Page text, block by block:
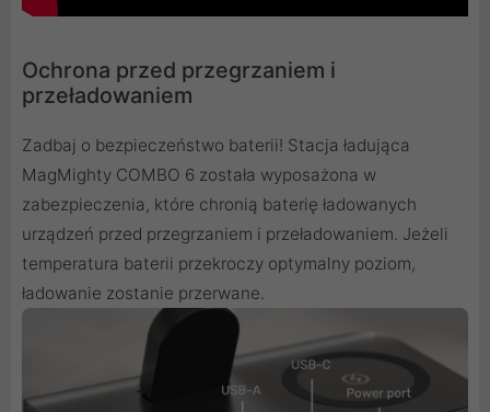
Ochrona przed przegrzaniem i
przeładowaniem
Zadbaj o bezpieczeństwo baterii! Stacja ładująca
MagMighty COMBO 6 została wyposażona w
zabezpieczenia, które chronią baterię ładowanych
urządzeń przed przegrzaniem i przeładowaniem. Jeżeli
temperatura baterii przekroczy optymalny poziom,
ładowanie zostanie przerwane.